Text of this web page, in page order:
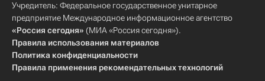
Учредитель: Федеральное государственное унитарное
предприятие Международное информационное агентство
«Россия сегодня» (МИА «Россия сегодня»).
Правила использования материалов
Политика конфиденциальности
Правила применения рекомендательных технологий